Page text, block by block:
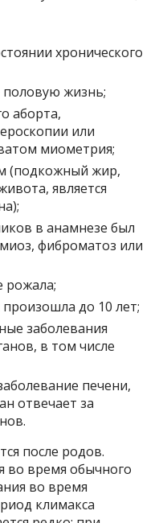
хронического
половую жизнь;
аборта,
или
миометрия;
(подкожный жир,
является
в анамнезе был
фиброматоз или
рожала;
до 10 лет;
заболевания
в том числе
печени,
отвечает за
после родов.
во время обычного
во время
климакса